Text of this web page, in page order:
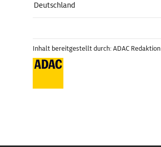
Deutschland
Inhalt bereitgestellt durch: ADAC Redaktion